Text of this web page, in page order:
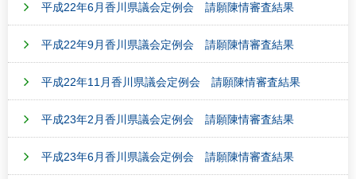
平成22年6月香川県議会定例会 請願陳情審査結果
平成22年9月香川県議会定例会 請願陳情審査結果
平成22年11月香川県議会定例会 請願陳情審査結果
平成23年2月香川県議会定例会 請願陳情審査結果
平成23年6月香川県議会定例会 請願陳情審査結果